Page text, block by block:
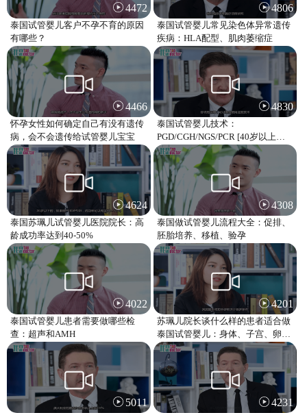
4472
泰国试管婴儿客户不孕不育的原因
有哪些？
4806
泰国试管婴儿常见染色体异常遗传
疾病：HLA配型、肌肉萎缩症
4466
怀孕女性如何确定自己有没有遗传
病，会不会遗传给试管婴儿宝宝
4830
泰国试管婴儿技术：
PGD/CGH/NGS/PCR [40岁以上的
女性做试管婴儿的胚胎染色体异常
可超过80%]
4624
泰国苏珮儿试管婴儿医院院长：高
龄成功率达到40-50%
4308
泰国做试管婴儿流程大全：促排、
胚胎培养、移植、验孕
4022
泰国试管婴儿患者需要做哪些检
查：超声和AMH
4201
苏珮儿院长谈什么样的患者适合做
泰国试管婴儿：身体、子宫、卵
巢？
5011 4231